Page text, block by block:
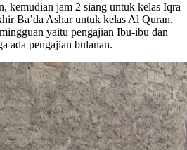
kemudian jam 2 siang untuk kelas Iqra
Ba’da Ashar untuk kelas Al Quran.
yaitu pengajian Ibu-ibu dan
ada pengajian bulanan.